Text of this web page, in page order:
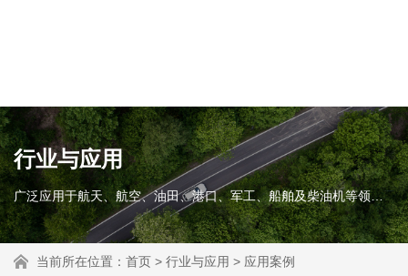
行业与应用
广泛应用于航天、航空、油田、港口、军工、船舶及柴油机等领域。
当前所在位置： 首页 > 行业与应用 > 应用案例